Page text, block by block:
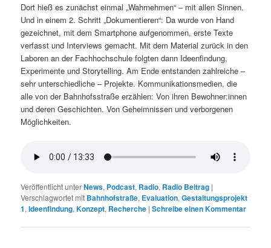
Dort hieß es zunächst einmal „Wahrnehmen“ – mit allen Sinnen.
Und in einem 2. Schritt „Dokumentieren“: Da wurde von Hand
gezeichnet, mit dem Smartphone aufgenommen, erste Texte
verfasst und Interviews gemacht. Mit dem Material zurück in den
Laboren an der Fachhochschule folgten dann Ideenfindung,
Experimente und Storytelling. Am Ende entstanden zahlreiche –
sehr unterschiedliche – Projekte. Kommunikationsmedien, die
alle von der Bahnhofsstraße erzählen: Von ihren Bewohner:innen
und deren Geschichten. Von Geheimnissen und verborgenen
Möglichkeiten.
Veröffentlicht unterNews, Podcast, Radio, Radio Beitrag |
Verschlagwortet mit Bahnhofstraße, Evaluation,Gestaltungsprojekt
1,Ideenfindung,Konzept, Recherche |Schreibe einen Kommentar